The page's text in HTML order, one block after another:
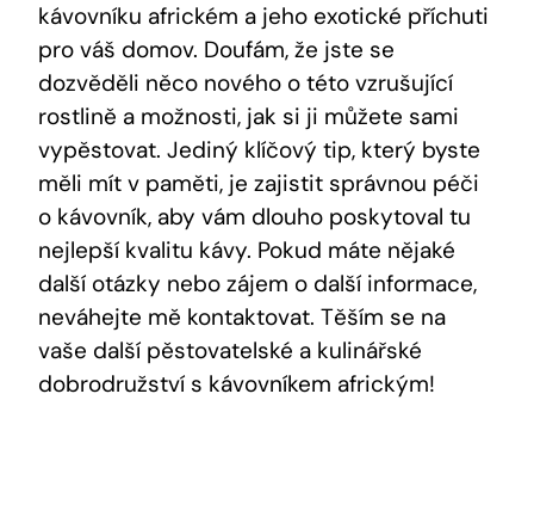
kávovníku africkém a jeho exotické příchuti
pro váš domov. Doufám, že jste se
dozvěděli něco nového o této vzrušující
rostlině a možnosti, jak si ji můžete sami
vypěstovat. Jediný klíčový tip, který byste
měli mít v paměti, je zajistit správnou péči
o kávovník, aby vám dlouho poskytoval tu
nejlepší kvalitu kávy. Pokud máte nějaké
další otázky nebo zájem o další informace,
neváhejte mě kontaktovat. Těším se na
vaše další pěstovatelské a kulinářské
dobrodružství s kávovníkem africkým!